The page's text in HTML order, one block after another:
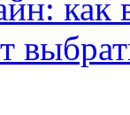
как